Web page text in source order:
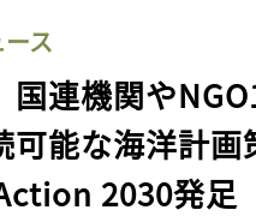
ス
国連機関や
可能な海洋計画
2030発足